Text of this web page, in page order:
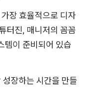
장 효율적으로 디자
터진, 매니저의 꼼꼼
템이 준비되어 있습
장하는 시간을 만들